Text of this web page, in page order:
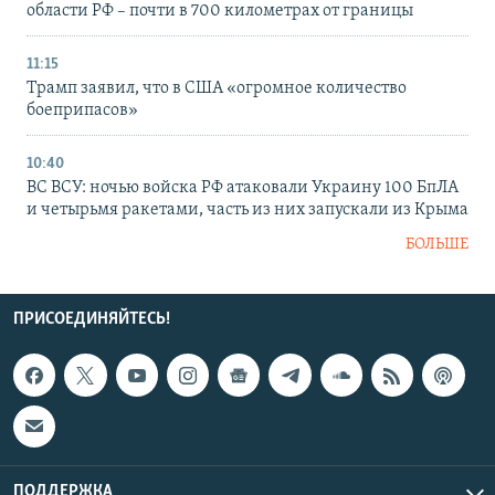
области РФ – почти в 700 километрах от границы
11:15
Трамп заявил, что в США «огромное количество
боеприпасов»
10:40
ВС ВСУ: ночью войска РФ атаковали Украину 100 БпЛА
и четырьмя ракетами, часть из них запускали из Крыма
БОЛЬШЕ
ПРИСОЕДИНЯЙТЕСЬ!